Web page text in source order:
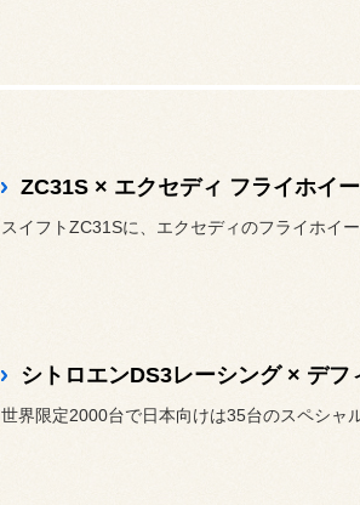
世界限定2000台で日本向けは35台のスペシャ